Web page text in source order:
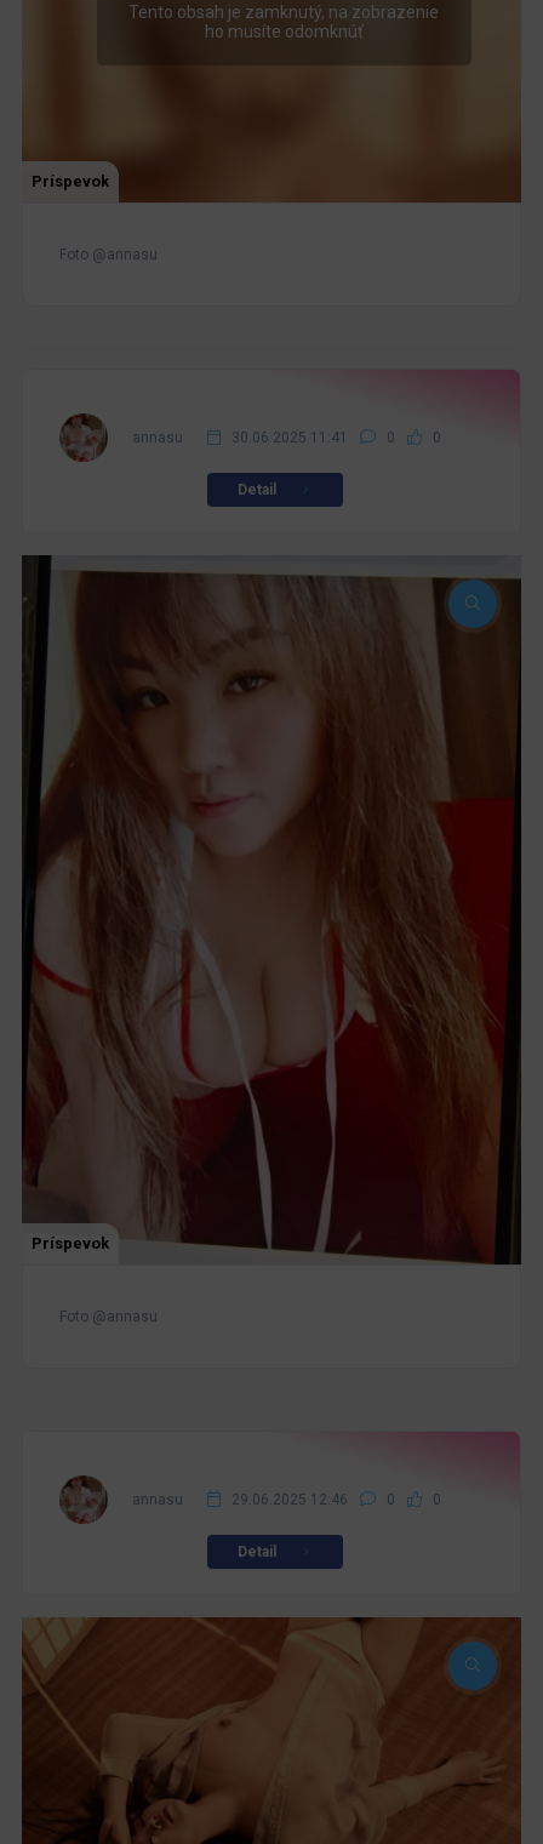
Tento obsah je zamknutý, na zobrazenie
ho musíte odomknúť
Príspevok
Foto @annasu
annasu 30.06.2025 11:41 0 0
Detail
Príspevok
Foto @annasu
annasu 29.06.2025 12:46 0 0
Detail